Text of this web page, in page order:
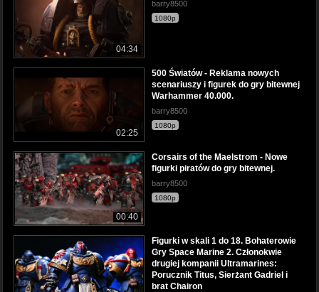
04:34
barry8500
1080p
02:25
500 Światów - Reklama nowych
scenariuszy i figurek do gry bitewnej
Warhammer 40.000.
barry8500
1080p
00:40
Corsairs of the Maelstrom - Nowe
figurki piratów do gry bitewnej.
barry8500
1080p
Figurki w skali 1 do 18. Bohaterowie
Gry Space Marine 2. Członokwie
drugiej kompanii Ultramarines:
Porucznik Titus, Sierżant Gadriel i
brat Chairon